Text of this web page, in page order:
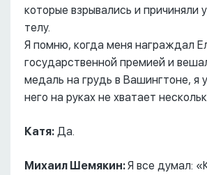
которые взрывались и
телу.
Я помню, когда меня награждал
государственной премией и
медаль на грудь в Вашингтоне, я
него на руках не хватает
Катя: Да.
Михаил Шемякин:Я все думал: